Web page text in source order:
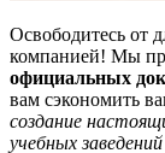
Освободитесь от
компанией! Мы
официальных
вам сэкономить
создание
учебных заведений